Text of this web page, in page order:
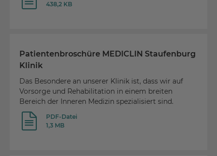
438,2 KB
PDF-Datei
1,3 MB
Patientenbroschüre MEDICLIN Staufenburg
Klinik
Das Besondere an unserer Klinik ist, dass wir auf
Vorsorge und Rehabilitation in einem breiten
Bereich der Inneren Medizin spezialisiert sind.